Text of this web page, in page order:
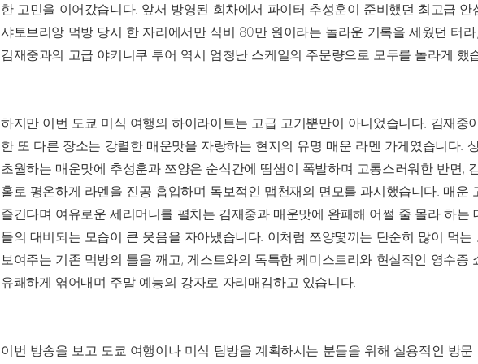
한 고민을 이어갔습니다. 앞서 방영된 회차에서 파이터 추성훈이 준비했던 최고급 안
샤토브리앙 먹방 당시 한 자리에서만 식비 80만 원이라는 놀라운 기록을 세웠던 터라
김재중과의 고급 야키니쿠 투어 역시 엄청난 스케일의 주문량으로 모두를 놀라게 했
하지만 이번 도쿄 미식 여행의 하이라이트는 고급 고기뿐만이 아니었습니다. 김재중
한 또 다른 장소는 강렬한 매운맛을 자랑하는 현지의 유명 매운 라멘 가게였습니다.
초월하는 매운맛에 추성훈과 쯔양은 순식간에 땀샘이 폭발하며 고통스러워한 반면,
홀로 평온하게 라멘을 진공 흡입하며 독보적인 맵천재의 면모를 과시했습니다. 매운
즐긴다며 여유로운 세리머니를 펼치는 김재중과 매운맛에 완패해 어쩔 줄 몰라 하는
들의 대비되는 모습이 큰 웃음을 자아냈습니다. 이처럼 쯔양몇끼는 단순히 많이 먹는
보여주는 기존 먹방의 틀을 깨고, 게스트와의 독특한 케미스트리와 현실적인 영수증
유쾌하게 엮어내며 주말 예능의 강자로 자리매김하고 있습니다.
이번 방송을 보고 도쿄 여행이나 미식 탐방을 계획하시는 분들을 위해 실용적인 방문